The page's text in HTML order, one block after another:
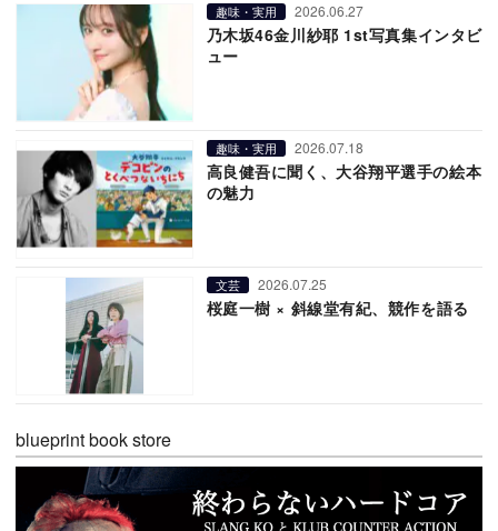
趣味・実用 2026.06.27
乃木坂46金川紗耶 1st写真集インタビ
ュー
趣味・実用 2026.07.18
高良健吾に聞く、大谷翔平選手の絵本
の魅力
文芸 2026.07.25
桜庭一樹 × 斜線堂有紀、競作を語る
blueprint book store